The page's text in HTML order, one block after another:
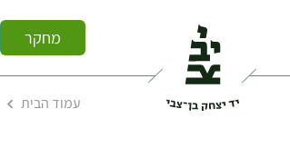
מחקר
עמוד הבית